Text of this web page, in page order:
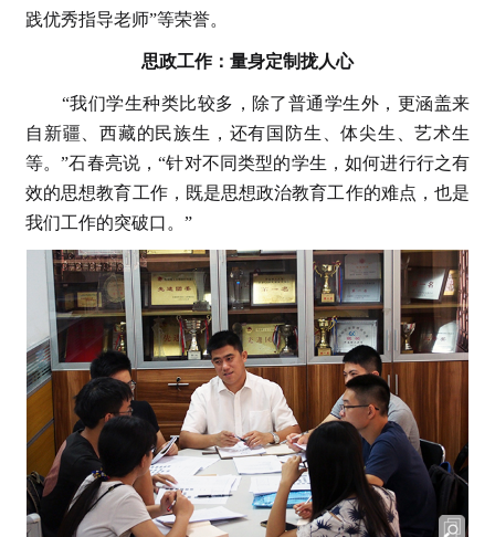
践优秀指导老师”等荣誉。
思政工作：量身定制拢人心
“我们学生种类比较多，除了普通学生外，更涵盖来
自新疆、西藏的民族生，还有国防生、体尖生、艺术生
等。”石春亮说，“针对不同类型的学生，如何进行行之有
效的思想教育工作，既是思想政治教育工作的难点，也是
我们工作的突破口。”